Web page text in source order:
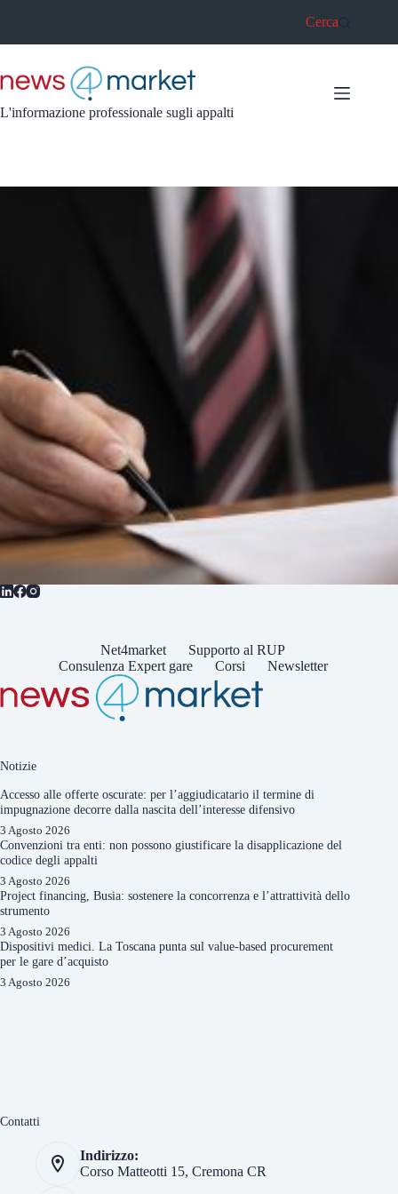
Cerca
L'informazione professionale sugli appalti
Net4market
Supporto al RUP
Consulenza Expert gare
Corsi Newsletter
Notizie
Accesso alle offerte oscurate: per l’aggiudicatario il termine di
impugnazione decorre dalla nascita dell’interesse difensivo
3 Agosto 2026
Convenzioni tra enti: non possono giustificare la disapplicazione del
codice degli appalti
3 Agosto 2026
Project financing, Busia: sostenere la concorrenza e l’attrattività dello
strumento
3 Agosto 2026
Dispositivi medici. La Toscana punta sul value-based procurement
per le gare d’acquisto
3 Agosto 2026
Contatti
Indirizzo:
Corso Matteotti 15, Cremona CR